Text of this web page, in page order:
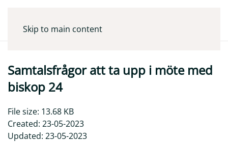
Skip to main content
Samtalsfrågor att ta upp i möte med
biskop 24
File size: 13.68 KB
Created: 23-05-2023
Updated: 23-05-2023